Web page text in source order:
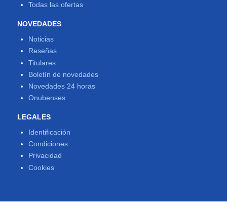
Todas las ofertas
NOVEDADES
Noticias
Reseñas
Titulares
Boletín de novedades
Novedades 24 horas
Onubenses
LEGALES
Identificación
Condiciones
Privacidad
Cookies